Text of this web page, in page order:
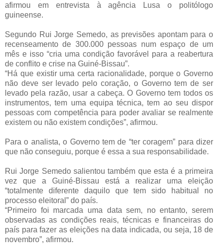
afirmou em entrevista à agência Lusa o politólogo
guineense.
Segundo Rui Jorge Semedo, as previsões apontam para o
recenseamento de 300.000 pessoas num espaço de um
mês e isso “cria uma condição favorável para a reabertura
de conflito e crise na Guiné-Bissau”.
“Há que existir uma certa racionalidade, porque o Governo
não deve ser levado pelo coração, o Governo tem de ser
levado pela razão, usar a cabeça. O Governo tem todos os
instrumentos, tem uma equipa técnica, tem ao seu dispor
pessoas com competência para poder avaliar se realmente
existem ou não existem condições”, afirmou.
Para o analista, o Governo tem de “ter coragem” para dizer
que não conseguiu, porque é essa a sua responsabilidade.
Rui Jorge Semedo salientou também que esta é a primeira
vez que a Guiné-Bissau está a realizar uma eleição
“totalmente diferente daquilo que tem sido habitual no
processo eleitoral” do país.
“Primeiro foi marcada uma data sem, no entanto, serem
observadas as condições reais, técnicas e financeiras do
país para fazer as eleições na data indicada, ou seja, 18 de
novembro”, afirmou.